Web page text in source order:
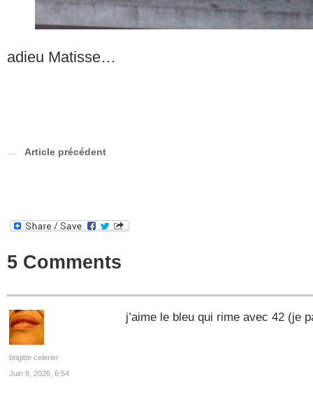
adieu Matisse…
Article précédent
5 Comments
brigitte celerier
Juin 8, 2026, 6:54
j’aime le bleu qui rime avec 42 (je